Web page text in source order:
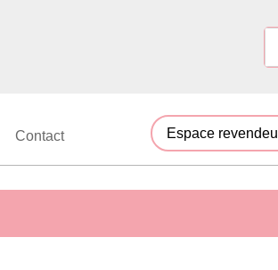
Contact Espace